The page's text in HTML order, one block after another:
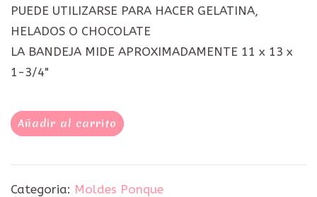
PUEDE UTILIZARSE PARA HACER GELATINA,
HELADOS O CHOCOLATE
LA BANDEJA MIDE APROXIMADAMENTE 11 x 13 x
1-3/4"
Añadir al carrito
Categoria: Moldes Ponque